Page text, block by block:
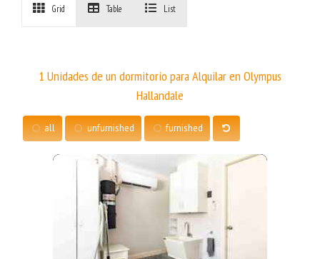
Grid Table List
1 Unidades de un dormitorio para Alquilar en Olympus
Hallandale
all unfurnished furnished
More